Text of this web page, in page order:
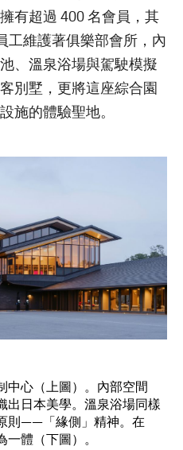
有超過 400 名會員，其
工維護著俱樂部會所，內
、溫泉浴場與駕駛模擬
別墅，更將這座綜合園
施的體驗聖地。
中心（上圖）。內部空間
出日本美學。溫泉浴場同樣
則——「緣側」精神。在
體（下圖）。